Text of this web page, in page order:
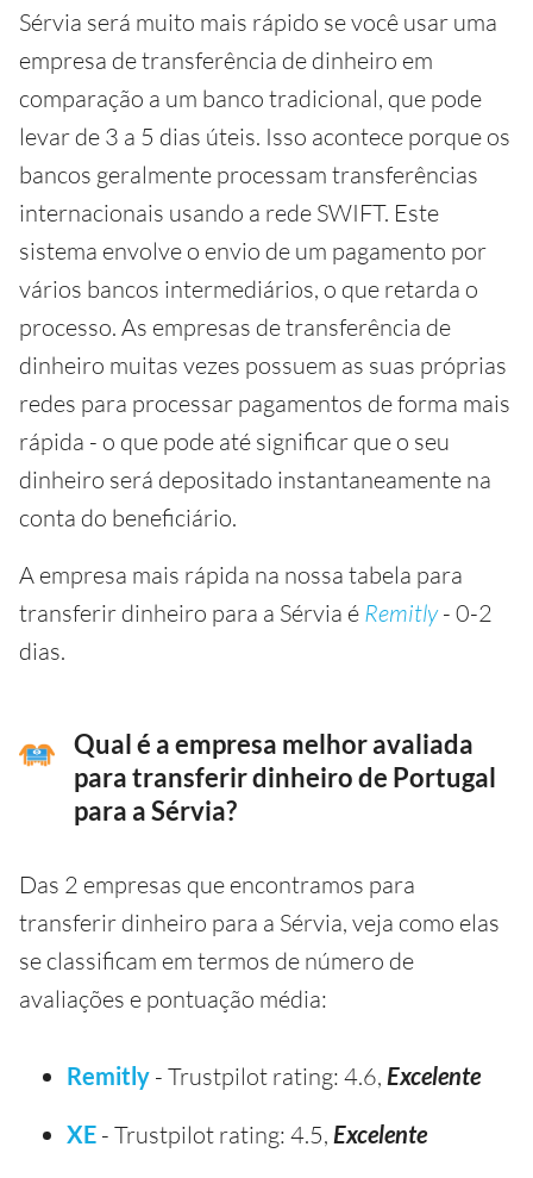
Sérvia será muito mais rápido se você usar uma
empresa de transferência de dinheiro em
comparação a um banco tradicional, que pode
levar de 3 a 5 dias úteis. Isso acontece porque os
bancos geralmente processam transferências
internacionais usando a rede SWIFT. Este
sistema envolve o envio de um pagamento por
vários bancos intermediários, o que retarda o
processo. As empresas de transferência de
dinheiro muitas vezes possuem as suas próprias
redes para processar pagamentos de forma mais
rápida - o que pode até significar que o seu
dinheiro será depositado instantaneamente na
conta do beneficiário.
A empresa mais rápida na nossa tabela para
transferir dinheiro para a Sérvia é Remitly- 0-2
dias.
Qual é a empresa melhor avaliada
para transferir dinheiro de Portugal
para a Sérvia?
Das 2 empresas que encontramos para
transferir dinheiro para a Sérvia, veja como elas
se classificam em termos de número de
avaliações e pontuação média:
Remitly - Trustpilot rating: 4.6, Excelente
XE - Trustpilot rating: 4.5, Excelente